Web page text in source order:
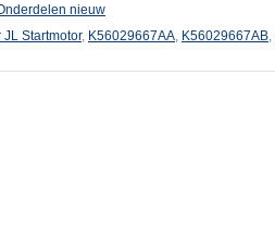
nieuw
Startmotor, K56029667AA, K56029667AB,